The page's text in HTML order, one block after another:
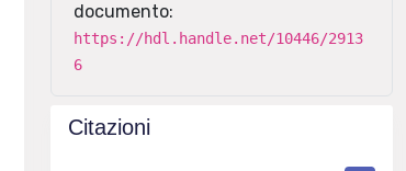
documento:
https://hdl.handle.net/10446/2913
6
Citazioni